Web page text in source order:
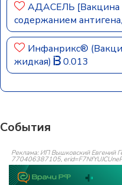
АДАСЕЛЬ [Вакцина
содержанием
Инфанрикс®
жидкая)
0.013
События
Реклама: ИП Вышковский Евгений
770406387105,